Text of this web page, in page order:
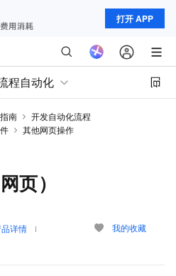
打开 APP
程自动化
南
开发自动化流程
其他网页操作
页）
详情 我的收藏